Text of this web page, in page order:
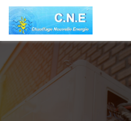
Panneau de gestion des cookies